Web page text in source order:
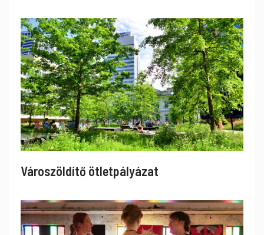
Városzöldítő ötletpályázat